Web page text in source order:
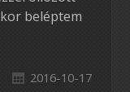
beléptem
2016-10-17